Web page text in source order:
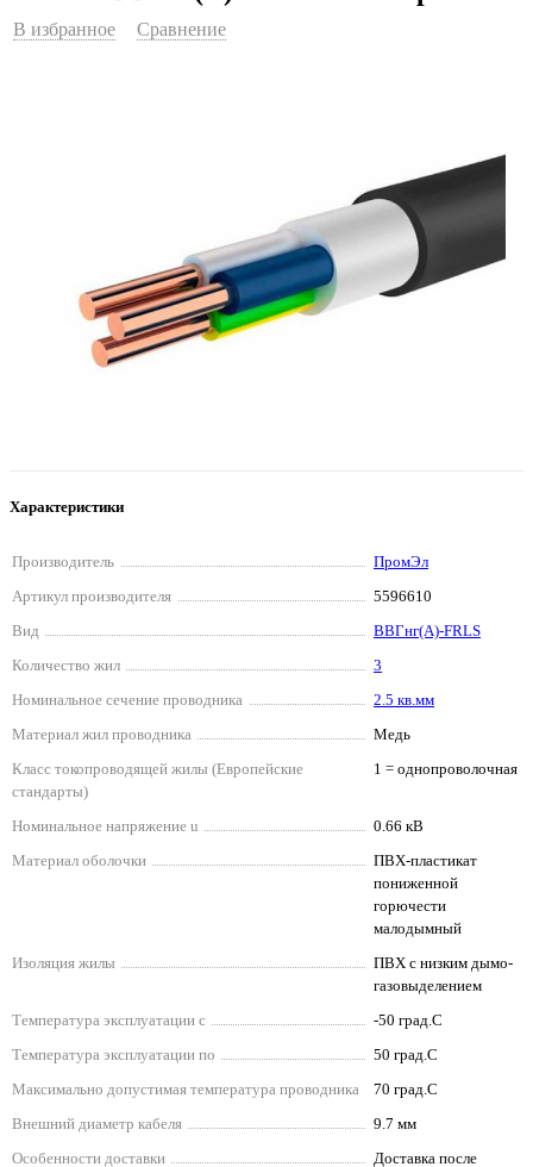
В избранное Сравнение
Характеристики
Производитель
ПромЭл
Артикул производителя
5596610
Вид
ВВГнг(А)-FRLS
Количество жил
3
Номинальное сечение проводника
2.5 кв.мм
Материал жил проводника
Медь
Класс токопроводящей жилы (Европейские
стандарты)
1 = однопроволочная
Номинальное напряжение u
0.66 кВ
Материал оболочки
ПВХ-пластикат
пониженной
горючести
малодымный
Изоляция жилы
ПВХ с низким дымо-
газовыделением
Температура эксплуатации с
-50 град.C
Температура эксплуатации по
50 град.C
Максимально допустимая температура проводника
70 град.C
Внешний диаметр кабеля
9.7 мм
Особенности доставки
Доставка после